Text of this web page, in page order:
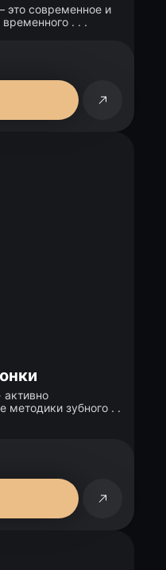
это современное и
. . .
методики зубного . .